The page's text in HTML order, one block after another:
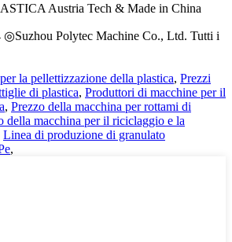
Austria Tech & Made in China
◎Suzhou Polytec Machine Co., Ltd. Tutti i
la pellettizzazione della plastica, Prezzi
di plastica, Produttori di macchine per il
, Prezzo della macchina per rottami di
della macchina per il riciclaggio e la
Linea di produzione di granulato
,